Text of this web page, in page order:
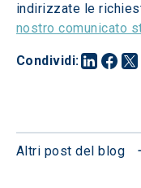
Condividi:
indirizzate le
nostro comunicato
Altri post del blog